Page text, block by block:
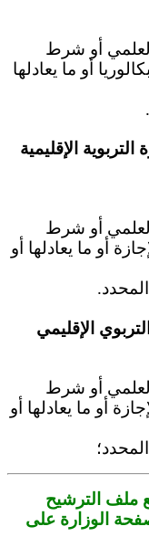
أو شرط
أو ما يعادلها
الإقليمية
أو شرط
أو ما يعادلها أو
الإقليمي
أو شرط
أو ما يعادلها أو
ملف الترشيح
الوزارة على